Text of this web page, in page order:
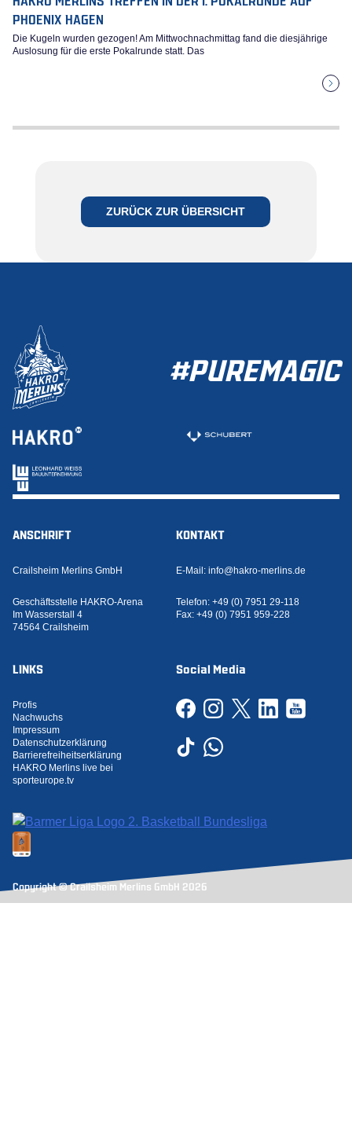
PHOENIX HAGEN
Die Kugeln wurden gezogen! Am Mittwochnachmittag fand die diesjährige
Auslosung für die erste Pokalrunde statt. Das
ZURÜCK ZUR ÜBERSICHT
#PUREMAGIC
ANSCHRIFT
Crailsheim Merlins GmbH
Geschäftsstelle HAKRO-Arena
Im Wasserstall 4
74564 Crailsheim
KONTAKT
E-Mail: info@hakro-merlins.de
Telefon: +49 (0) 7951 29-118
Fax: +49 (0) 7951 959-228
LINKS
Profis
Nachwuchs
Impressum
Datenschutzerklärung
Barrierefreiheitserklärung
HAKRO Merlins live bei
sporteurope.tv
Social Media
Copyright © Crailsheim Merlins GmbH 2026